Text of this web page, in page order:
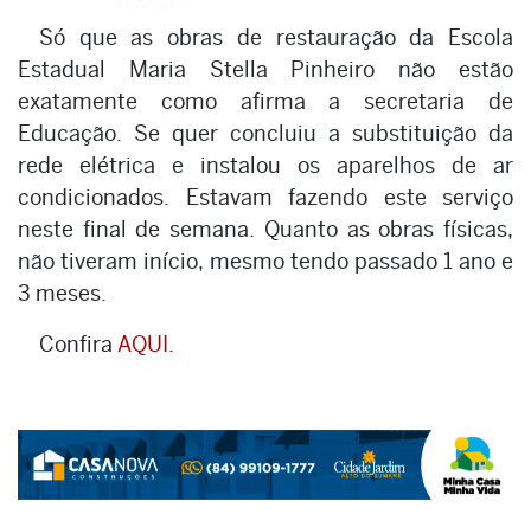
Só que as obras de restauração da Escola
Estadual Maria Stella Pinheiro não estão
exatamente como afirma a secretaria de
Educação. Se quer concluiu a substituição da
rede elétrica e instalou os aparelhos de ar
condicionados. Estavam fazendo este serviço
neste final de semana. Quanto as obras físicas,
não tiveram início, mesmo tendo passado 1 ano e
3 meses.
Confira AQUI.